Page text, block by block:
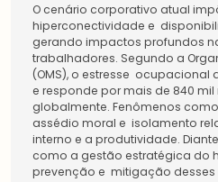
O cenário corporativo atual
hiperconectividade e
gerando impactos profundos
trabalhadores. Segundo a
(OMS), o estresse ocupacional
e responde por mais de 840
globalmente. Fenômenos
assédio moral e isolamento
interno e a produtividade.
como a gestão estratégica do
prevenção e mitigação desses
Estudantes
Inicie a sua rede de